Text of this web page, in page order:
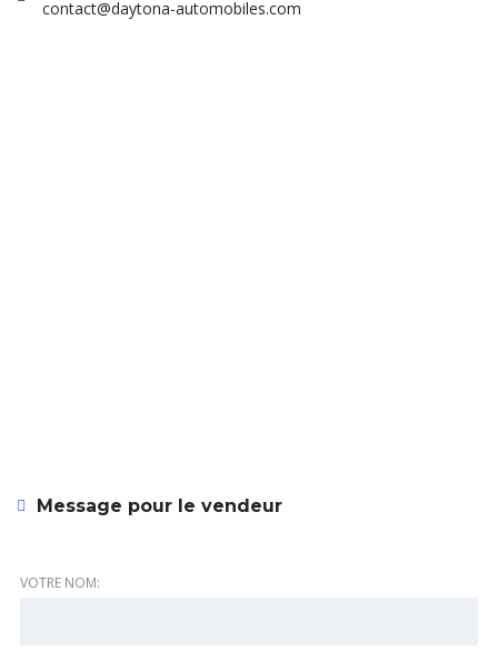
contact@daytona-automobiles.com
Message pour le vendeur
VOTRE NOM: